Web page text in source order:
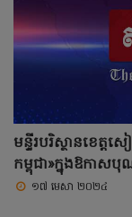
មន្ទីរបរិស្ថានខេត្ត
កម្ពុជា»ក្នុងឱកាសបុ
១៧ មេសា ២០២៤